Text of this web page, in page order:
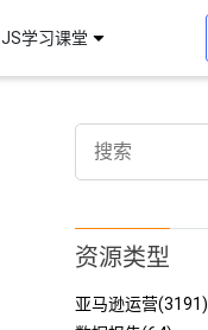
JS学习课堂
资源类型
亚马逊运营(3191)